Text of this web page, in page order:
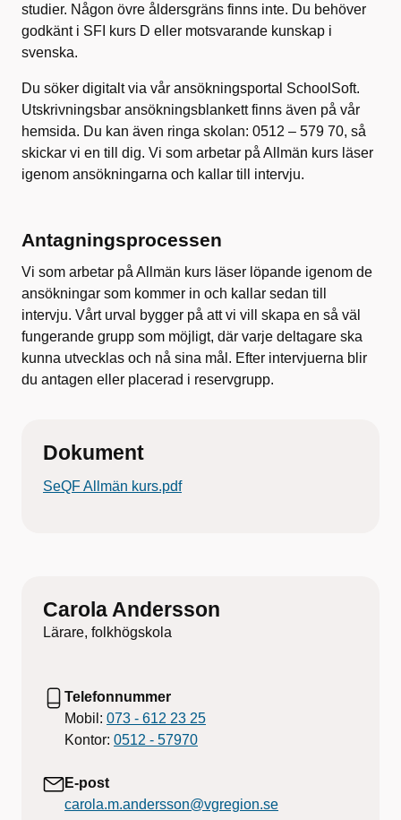
studier. Någon övre åldersgräns finns inte. Du behöver
godkänt i SFI kurs D eller motsvarande kunskap i
svenska.
Du söker digitalt via vår ansökningsportal SchoolSoft.
Utskrivningsbar ansökningsblankett finns även på vår
hemsida. Du kan även ringa skolan: 0512 – 579 70, så
skickar vi en till dig. Vi som arbetar på Allmän kurs läser
igenom ansökningarna och kallar till intervju.
Antagningsprocessen
Vi som arbetar på Allmän kurs läser löpande igenom de
ansökningar som kommer in och kallar sedan till
intervju. Vårt urval bygger på att vi vill skapa en så väl
fungerande grupp som möjligt, där varje deltagare ska
kunna utvecklas och nå sina mål. Efter intervjuerna blir
du antagen eller placerad i reservgrupp.
Dokument
SeQF Allmän kurs.pdf
Carola Andersson
Lärare, folkhögskola
Telefonnummer
Mobil: 073 - 612 23 25
Kontor: 0512 - 57970
E-post
carola.m.andersson@vgregion.se